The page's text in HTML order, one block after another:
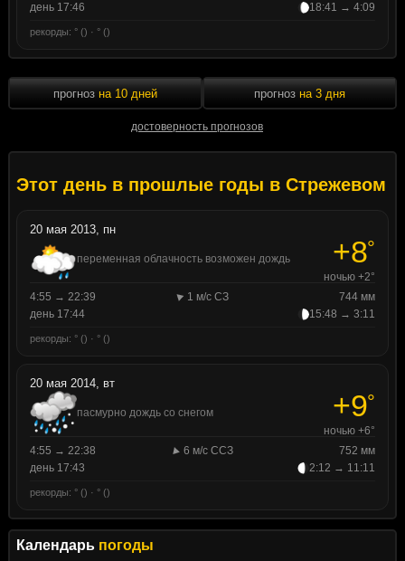
день 17:46
18:41 → 4:09
рекорды: ° () · ° ()
прогноз на 10 дней
достоверность прогнозов
прогноз на 3 дня
Этот день в прошлые годы в Стрежевом
20 мая 2013, пн
переменная облачность возможен дождь +8°
ночью +2°
4:55 → 22:39
1 м/с СЗ
744 мм
день 17:44
15:48 → 3:11
рекорды: ° () · ° ()
20 мая 2014, вт
пасмурно дождь со снегом +9°
ночью +6°
4:55 → 22:38
6 м/с ССЗ
752 мм
день 17:43
2:12 → 11:11
рекорды: ° () · ° ()
Календарь погоды